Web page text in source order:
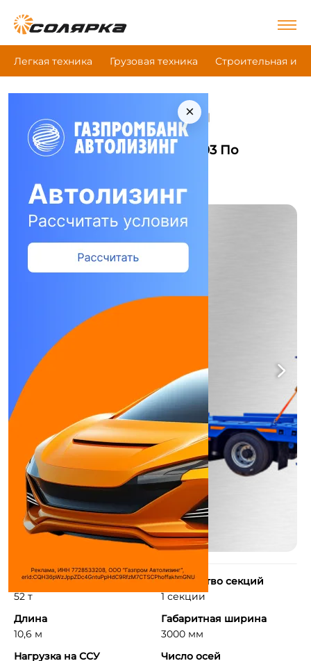
Легкая техника Грузовая техника Строительная и
×
Главная Полуприцепы |
Чмзап 99903 По Спецификации 100-02
Полуприцепы Чмзап 99903 По
Сравнить
Грузоподъемность
52 т
Количество секций
1 секции
Длина
10,6 м
Габаритная ширина
3000 мм
Нагрузка на ССУ
Число осей